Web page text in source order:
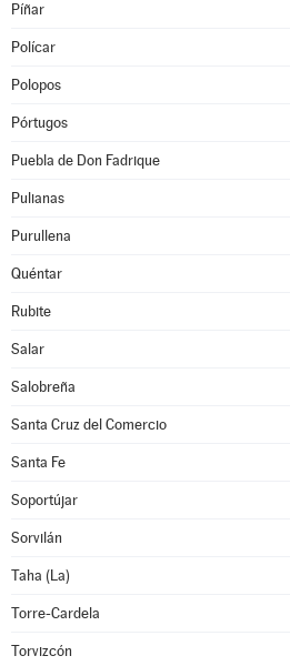
Píñar
Polícar
Polopos
Pórtugos
Puebla de Don Fadrique
Pulianas
Purullena
Quéntar
Rubite
Salar
Salobreña
Santa Cruz del Comercio
Santa Fe
Soportújar
Sorvilán
Taha (La)
Torre-Cardela
Torvizcón